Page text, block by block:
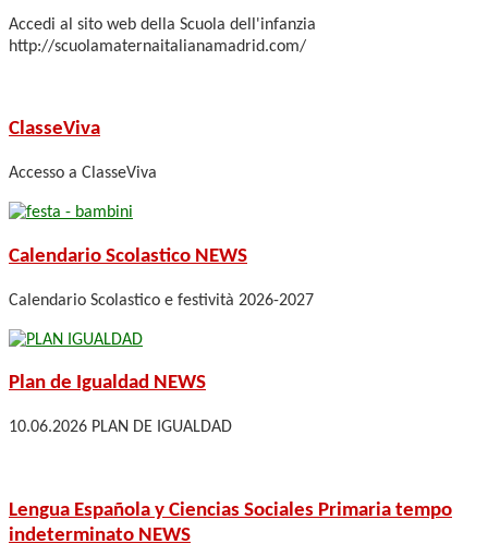
Accedi al sito web della Scuola dell'infanzia
http://scuolamaternaitalianamadrid.com/
ClasseViva
Accesso a ClasseViva
Calendario Scolastico NEWS
Calendario Scolastico e festività 2026-2027
Plan de Igualdad NEWS
10.06.2026 PLAN DE IGUALDAD
Lengua Española y Ciencias Sociales Primaria tempo
indeterminato NEWS